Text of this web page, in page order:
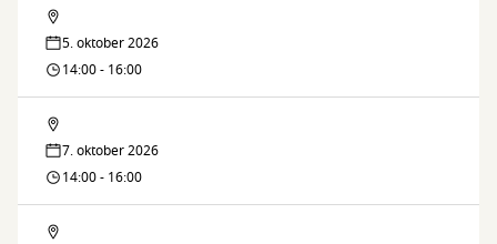
Lektiecaféen
5. oktober 2026
14:00 - 16:00
Lektiecaféen
7. oktober 2026
14:00 - 16:00